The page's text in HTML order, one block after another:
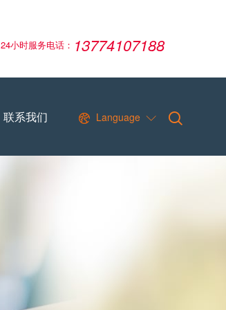
24小时服务电话： 13774107188
联系我们 Language  